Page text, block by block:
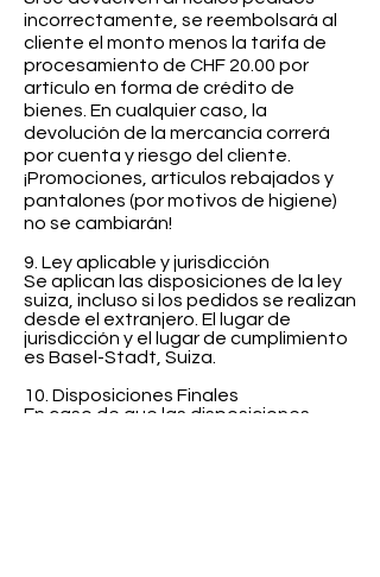
incorrectamente, se reembolsará al
cliente el monto menos la tarifa de
procesamiento de CHF 20.00 por
artículo en forma de crédito de
bienes. En cualquier caso, la
devolución de la mercancía correrá
por cuenta y riesgo del cliente.
¡Promociones, artículos rebajados y
pantalones (por motivos de higiene)
no se cambiarán!
9. Ley aplicable y jurisdicción
Se aplican las disposiciones de la ley
suiza, incluso si los pedidos se realizan
desde el extranjero. El lugar de
jurisdicción y el lugar de cumplimiento
es Basel-Stadt, Suiza.
10. Disposiciones Finales
En caso de que las disposiciones